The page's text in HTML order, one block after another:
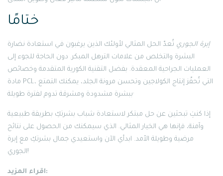
ختامًا
إبرة الجوري تُعدّ الحل المثالي لأولئك الذين يرغبون في استعادة نضارة
البشرة والتخلص من علامات الترهل المبكر. دون الحاجة للجوء إلى
العمليات الجراحية المعقدة. بفضل التقنية الكورية المتقدمة وخصائص
مادة PCL، التي تُحفّز إنتاج الكولاجين وتحسن مرونة الجلد، يمكنك التمتع
ببشرة مشدودة ومشرقة تدوم لفترة طويلة·
إذا كنتِ تبحثين عن حل مبتكر لاستعادة شباب بشرتكِ بطريقة طبيعية
وآمنة، فإنها هي الخيار المثالي. الذي سيمكنك من الحصول على نتائج
مرضية وطويلة الأمد. ابدأي الآن واستعيدي جمال بشرتكِ مع إبرة
الجوري!
اقراء المزيد: